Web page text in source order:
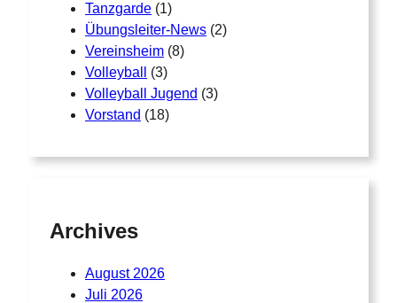
Tanzgarde (1)
Übungsleiter-News (2)
Vereinsheim (8)
Volleyball
(3)
Volleyball Jugend (3)
Vorstand (18)
Archives
August 2026
Juli 2026